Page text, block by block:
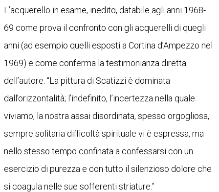
L’acquerello in esame, inedito, databile agli anni 1968-
69 come prova il confronto con gli acquerelli di quegli
anni (ad esempio quelli esposti a Cortina d’Ampezzo nel
1969) e come conferma la testimonianza diretta
dell’autore. “La pittura di Scatizzi è dominata
dall’orizzontalità; l’indefinito, l’incertezza nella quale
viviamo, la nostra assai disordinata, spesso orgogliosa,
sempre solitaria difficoltà spirituale vi è espressa, ma
nello stesso tempo confinata a confessarsi con un
esercizio di purezza e con tutto il silenzioso dolore che
si coagula nelle sue sofferenti striature.”